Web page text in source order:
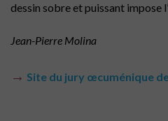
dessin sobre et puissant impose
Jean-Pierre Molina
→ Site du jury œcuménique